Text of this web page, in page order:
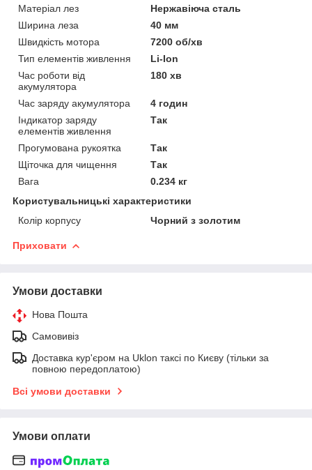
Матеріал лез
Нержавіюча сталь
Ширина леза
40 мм
Швидкість мотора
7200 об/хв
Тип елементів живлення
Li-Ion
Час роботи від
акумулятора
180 хв
Час заряду акумулятора
4 годин
Індикатор заряду
елементів живлення
Так
Прогумована рукоятка
Так
Щіточка для чищення
Так
Вага
0.234 кг
Користувальницькі характеристики
Колір корпусу
Чорний з золотим
Приховати
Умови доставки
Нова Пошта
Самовивіз
Доставка кур'єром на Uklon таксі по Києву (тільки за
повною передоплатою)
Всі умови доставки
Умови оплати